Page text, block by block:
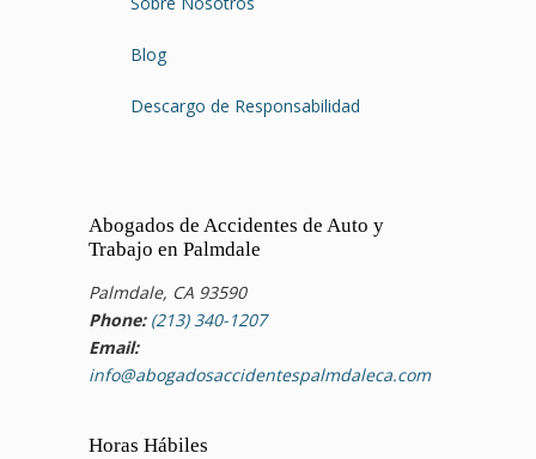
Blog
Descargo de Responsabilidad
Abogados de Accidentes de Auto y
Trabajo en Palmdale
Palmdale, CA 93590
Phone: (213) 340-1207
Email:
info@abogadosaccidentespalmdaleca.com
Horas Hábiles